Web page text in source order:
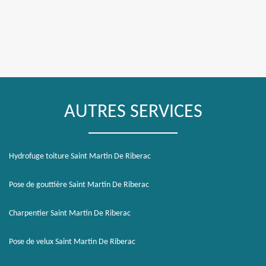
AUTRES SERVICES
Hydrofuge toiture Saint Martin De Riberac
Pose de gouttière Saint Martin De Riberac
Charpentier Saint Martin De Riberac
Pose de velux Saint Martin De Riberac